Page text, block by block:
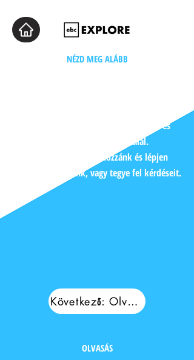
NÉZD MEG ALÁBB
Ezután kattintson rá, és olvasnivalót és
megtekinthető videót talál.
Bármikor forduljon hozzánk és lépjen
kapcsolatba velünk, vagy tegye fel kérdéseit.
Következő: Olvass
OLVASÁS